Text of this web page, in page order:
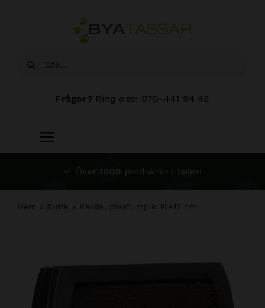
Sök
Frågor? Ring oss: 070-441 94 48
Toggle
Navigation
Kundtjänst
Över 1000 produkter i lager!
Hem » Butik » Karda, plast, mjuk 10×17 cm